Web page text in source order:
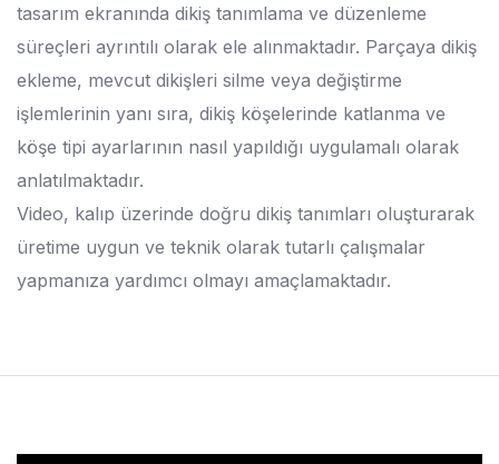
tasarım ekranında dikiş tanımlama ve düzenleme
süreçleri ayrıntılı olarak ele alınmaktadır. Parçaya dikiş
ekleme, mevcut dikişleri silme veya değiştirme
işlemlerinin yanı sıra, dikiş köşelerinde katlanma ve
köşe tipi ayarlarının nasıl yapıldığı uygulamalı olarak
anlatılmaktadır.
Video, kalıp üzerinde doğru dikiş tanımları oluşturarak
üretime uygun ve teknik olarak tutarlı çalışmalar
yapmanıza yardımcı olmayı amaçlamaktadır.